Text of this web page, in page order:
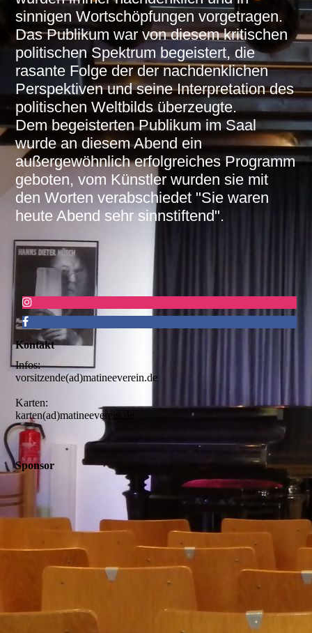
sinnigen Wortschöpfungen vorgetragen.
Das Publikum war von diesem kritischen
politischen Spektrum begeistert, die
rasante Folge der der nachdenklichen
Perspektiven und seine Interpretation des
politischen Weltbilds überzeugte.
Dem begeisterten Publikum im Saal
wurde an diesem Abend ein
außergewöhnlich erfolgreiches Programm
geboten, vom Künstler wurden sie mit
den Worten verabschiedet "Sie waren
heute Abend sehr sinnstiftend".
Kontakt
Infos:
vorsitzende(ad)matineeverein.de
Karten:
karten(ad)matineeverein.de
Sponsor